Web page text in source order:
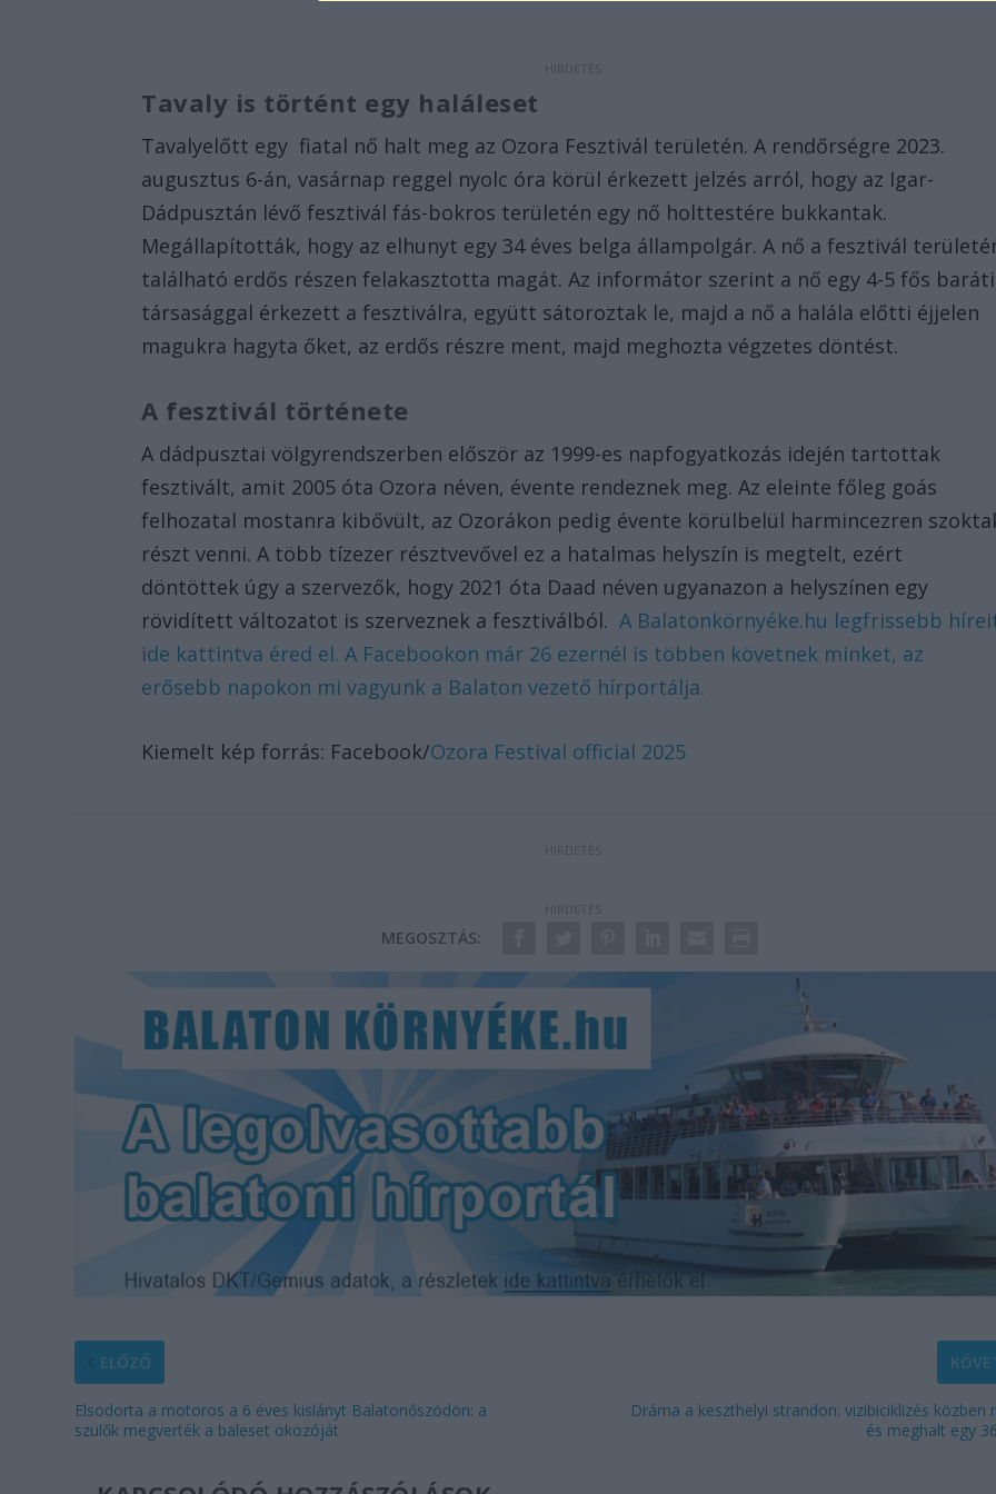
Tavaly is történt egy haláleset
Tavalyelőtt egy fiatal nő halt meg az Ozora Fesztivál területén. A rendőrségre 2023.
augusztus 6-án, vasárnap reggel nyolc óra körül érkezett jelzés arról, hogy az Igar-
Dádpusztán lévő fesztivál fás-bokros területén egy nő holttestére bukkantak.
Megállapították, hogy az elhunyt egy 34 éves belga állampolgár. A nő a fesztivál
található erdős részen felakasztotta magát. Az informátor szerint a nő egy 4-5 fős baráti
társasággal érkezett a fesztiválra, együtt sátoroztak le, majd a nő a halála előtti éjjelen
magukra hagyta őket, az erdős részre ment, majd meghozta végzetes döntést.
A fesztivál története
A dádpusztai völgyrendszerben először az 1999-es napfogyatkozás idején tartottak
fesztivált, amit 2005 óta Ozora néven, évente rendeznek meg. Az eleinte főleg goás
felhozatal mostanra kibővült, az Ozorákon pedig évente körülbelül harmincezren
részt venni. A több tízezer résztvevővel ez a hatalmas helyszín is megtelt, ezért
döntöttek úgy a szervezők, hogy 2021 óta Daad néven ugyanazon a helyszínen egy
rövidített változatot is szerveznek a fesztiválból.A Balatonkörnyéke.hu legfrissebb
ide kattintva éred el. A Facebookon már 26 ezernél is többen követnek minket, az
erősebb napokon mi vagyunk a Balaton vezető hírportálja.
Kiemelt kép forrás: Facebook/Ozora Festival official 2025
MEGOSZTÁS:
ELŐZŐ
Elsodorta a motoros a 6 éves kislányt Balatonőszödön: a
szülők megverték a baleset okozóját
Dráma a keszthelyi strandon: vizibiciklizés közben
és meghalt egy